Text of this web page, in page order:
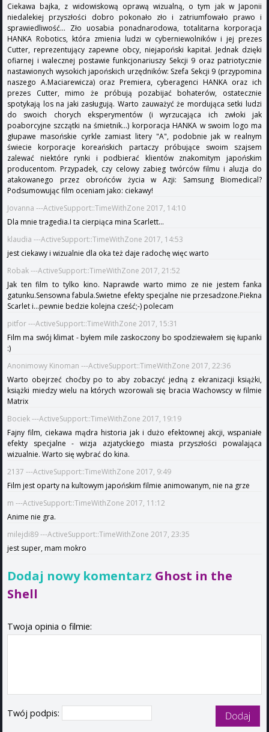
Ciekawa bajka, z widowiskową oprawą wizualną, o tym jak w Japonii
niedalekiej przyszłości dobro pokonało zło i zatriumfowało prawo i
sprawiedliwość... Zło uosabia ponadnarodowa, totalitarna korporacja
HANKA Robotics, która zmienia ludzi w cyberniewolników i jej prezes
Cutter, reprezentujący zapewne obcy, niejapoński kapitał. Jednak dzięki
ofiarnej i walecznej postawie funkcjonariuszy Sekcji 9 oraz patriotycznie
nastawionych wysokich japońskich urzędników: Szefa Sekcji 9 (przypomina
naszego A.Maciarewicza) oraz Premiera, cyberagenci HANKA oraz ich
prezes Cutter, mimo że próbują pozabijać bohaterów, ostatecznie
spotykają los na jaki zasługują. Warto zauważyć że mordująca setki ludzi
do swoich chorych eksperymentów (i wyrzucająca ich zwłoki jak
poaborcyjne szczątki na śmietnik...) korporacja HANKA w swoim logo ma
głupawe masońskie cyrkle zamiast litery "A", podobnie jak w realnym
świecie korporacje koreańskich partaczy próbujące swoim szajsem
zalewać niektóre rynki i podbierać klientów znakomitym japońskim
producentom. Przypadek, czy celowy zabieg twórców filmu i aluzja do
atakowanego przez obrońców życia w Azji: Samsung Biomedical?
Podsumowując film oceniam jako: ciekawy!
Jovanna ---ActiveSupport::TimeWithZone 2017, 14:10
Dla mnie tragedia.I ta cierpiąca mina Scarlett...
klaudia ---ActiveSupport::TimeWithZone 2017, 14:53
jest ciekawy i wizualnie dla oka też daje radochę więc warto
Robak ---ActiveSupport::TimeWithZone 2017, 21:52
Jak ten film to tylko kino. Naprawde warto mimo ze nie jestem fanka
gatunku.Sensowna fabula.Swietne efekty specjalne nie przesadzone.Piekna
Scarlet i...pewnie bedzie kolejna cześć;-) polecam
pitfor ---ActiveSupport::TimeWithZone 2017, 15:31
Film ma swój klimat - byłem mile zaskoczony bo spodziewałem się łupanki
:)
Anonimowy Kinoman ---ActiveSupport::TimeWithZone 2017, 22:36
Warto obejrzeć choćby po to aby zobaczyć jedną z ekranizacji książki,
książki miedzy wielu na których wzorowali się bracia Wachowscy w filmie
Matrix
Bociek ---ActiveSupport::TimeWithZone 2017, 19:19
Fajny film, ciekawa mądra historia jak i dużo efektownej akcji, wspaniałe
efekty specjalne - wizja azjatyckiego miasta przyszłości powalająca
wizualnie. Warto się wybrać do kina.
2137 ---ActiveSupport::TimeWithZone 2017, 9:49
Film jest oparty na kultowym japońskim filmie animowanym, nie na grze
m ---ActiveSupport::TimeWithZone 2017, 11:12
Anime nie gra.
milejdi89 ---ActiveSupport::TimeWithZone 2017, 23:35
jest super, mam mokro
Dodaj nowy komentarz Ghost in the
Shell
Twoja opinia o filmie:
Twój podpis: